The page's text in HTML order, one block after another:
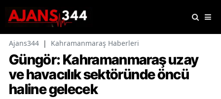
Ajans344 | Kahramanmaraş Haberleri
Güngör: Kahramanmaraş uzay
ve havacılık sektöründe öncü
haline gelecek